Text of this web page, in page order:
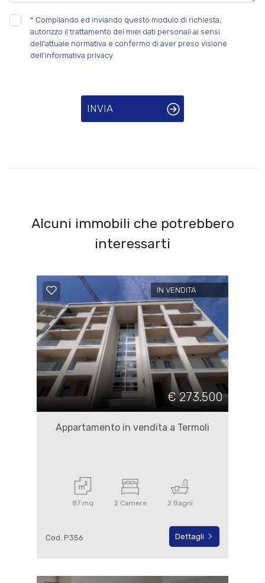
* Compilando ed inviando questo modulo di richiesta,
autorizzo il trattamento dei miei dati personali ai sensi
dell'attuale normativa e confermo di aver preso visione
dell'informativa privacy.
INVIA
Alcuni immobili che potrebbero
interessarti
IN VENDITA
€ 273.500
Appartamento in vendita a Termoli
87 mq 2 Camere 2 Bagni
Cod. P356 Dettagli